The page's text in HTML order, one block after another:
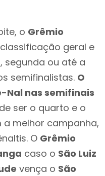
o Grêmio
geral e
segunda ou até a
semifinalistas. O
Nal nas semifinais
ser o quarto e o
melhor campanha,
O Grêmio
caso o São Luiz
vença o São